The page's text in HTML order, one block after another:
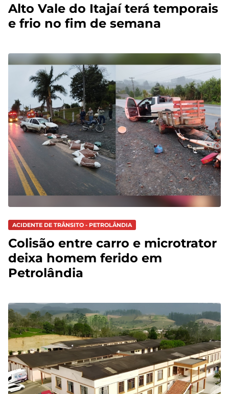
Alto Vale do Itajaí terá temporais
e frio no fim de semana
ACIDENTE DE TRÂNSITO - PETROLÂNDIA
Colisão entre carro e microtrator
deixa homem ferido em
Petrolândia